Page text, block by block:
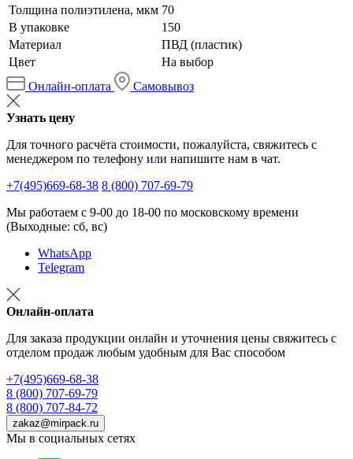
Толщина полиэтилена, мкм 70
В упаковке
150
Материал
ПВД (пластик)
Цвет
На выбор
Онлайн-оплата
Самовывоз
Узнать цену
Для точного расчёта стоимости, пожалуйста, свяжитесь с
менеджером по телефону или напишите нам в чат.
+7(495)669-68-38 8 (800) 707-69-79
Мы работаем с 9-00 до 18-00 по московскому времени
(Выходные: сб, вс)
WhatsApp
Telegram
Онлайн-оплата
Для заказа продукции онлайн и уточнения цены свяжитесь с
отделом продаж любым удобным для Вас способом
+7(495)669-68-38
8 (800) 707-69-79
8 (800) 707-84-72
zakaz@mirpack.ru
Мы в социальных сетях